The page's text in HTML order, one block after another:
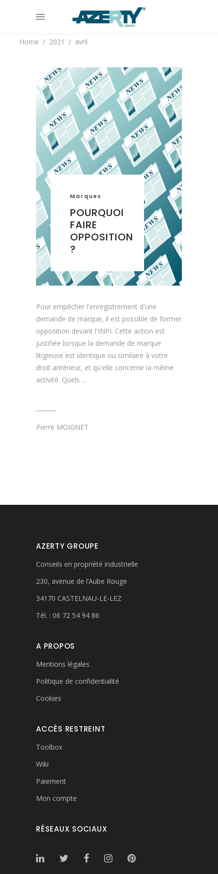
Home / 2021 / avril
Marques
POURQUOI
FAIRE
OPPOSITION
?
Pour empêcher l'enregistrement d'une
demande de marque, il est possible de former
opposition devant l'INPI. Cette action est
justifiée lorsque la demande de marque
litigieuse est identique ou similaire à votre
droit antérieur, et qu'elle concerne la même
activité. Quels
Pierre MOIGNET
AZERTY GROUPE
Conseils en propriété industrielle
230, avenue de l’Aube Rouge
34170 CASTELNAU-LE-LEZ
Tél. : 06 72 54 94 86
A PROPOS
Mentions légales
Politique de confidentialité
Cookies
ACCÈS RESTREINT
Toolbox
Wiki
Paiement
Mon compte
RÉSEAUX SOCIAUX